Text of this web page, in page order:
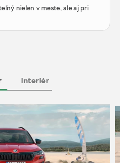
nielen v meste, ale aj pri
Interiér